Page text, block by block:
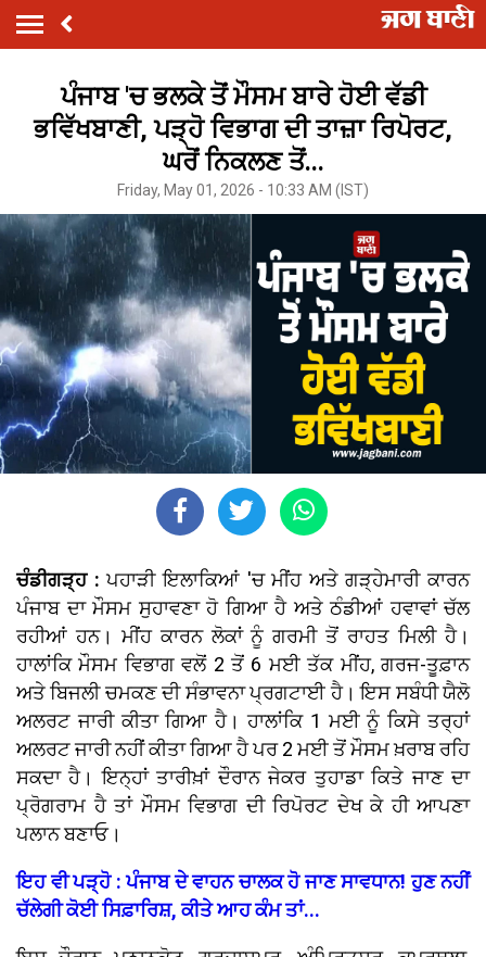
ਪੰਜਾਬ 'ਚ ਭਲਕੇ ਤੋਂ ਮੌਸਮ ਬਾਰੇ ਹੋਈ ਵੱਡੀ
ਭਵਿੱਖਬਾਣੀ, ਪੜ੍ਹੋ ਵਿਭਾਗ ਦੀ ਤਾਜ਼ਾ ਰਿਪੋਰਟ,
ਘਰੋਂ ਨਿਕਲਣ ਤੋਂ...
Friday, May 01, 2026 - 10:33 AM (IST)
ਚੰਡੀਗੜ੍ਹ :ਪਹਾੜੀ ਇਲਾਕਿਆਂ 'ਚ ਮੀਂਹ ਅਤੇ ਗੜ੍ਹੇਮਾਰੀ ਕਾਰਨ
ਪੰਜਾਬ ਦਾ ਮੌਸਮ ਸੁਹਾਵਣਾ ਹੋ ਗਿਆ ਹੈ ਅਤੇ ਠੰਡੀਆਂ ਹਵਾਵਾਂ ਚੱਲ
ਰਹੀਆਂ ਹਨ। ਮੀਂਹ ਕਾਰਨ ਲੋਕਾਂ ਨੂੰ ਗਰਮੀ ਤੋਂ ਰਾਹਤ ਮਿਲੀ ਹੈ।
ਹਾਲਾਂਕਿ ਮੌਸਮ ਵਿਭਾਗ ਵਲੋਂ 2 ਤੋਂ 6 ਮਈ ਤੱਕ ਮੀਂਹ, ਗਰਜ-ਤੂਫ਼ਾਨ
ਅਤੇ ਬਿਜਲੀ ਚਮਕਣ ਦੀ ਸੰਭਾਵਨਾ ਪ੍ਰਗਟਾਈ ਹੈ। ਇਸ ਸਬੰਧੀ ਯੈਲੋ
ਅਲਰਟ ਜਾਰੀ ਕੀਤਾ ਗਿਆ ਹੈ। ਹਾਲਾਂਕਿ 1 ਮਈ ਨੂੰ ਕਿਸੇ ਤਰ੍ਹਾਂ
ਅਲਰਟ ਜਾਰੀ ਨਹੀਂ ਕੀਤਾ ਗਿਆ ਹੈ ਪਰ 2 ਮਈ ਤੋਂ ਮੌਸਮ ਖ਼ਰਾਬ ਰਹਿ
ਸਕਦਾ ਹੈ। ਇਨ੍ਹਾਂ ਤਾਰੀਖ਼ਾਂ ਦੌਰਾਨ ਜੇਕਰ ਤੁਹਾਡਾ ਕਿਤੇ ਜਾਣ ਦਾ
ਪ੍ਰੋਗਰਾਮ ਹੈ ਤਾਂ ਮੌਸਮ ਵਿਭਾਗ ਦੀ ਰਿਪੋਰਟ ਦੇਖ ਕੇ ਹੀ ਆਪਣਾ
ਪਲਾਨ ਬਣਾਓ।
ਇਹ ਵੀ ਪੜ੍ਹੋ : ਪੰਜਾਬ ਦੇ ਵਾਹਨ ਚਾਲਕ ਹੋ ਜਾਣ ਸਾਵਧਾਨ! ਹੁਣ ਨਹੀਂ
ਚੱਲੇਗੀ ਕੋਈ ਸਿਫ਼ਾਰਿਸ਼, ਕੀਤੇ ਆਹ ਕੰਮ ਤਾਂ...